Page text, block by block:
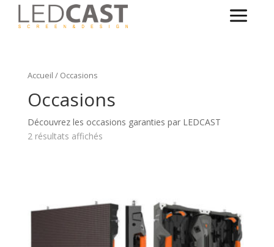
Accueil / Occasions
Occasions
Découvrez les occasions garanties par LEDCAST
2 résultats affichés